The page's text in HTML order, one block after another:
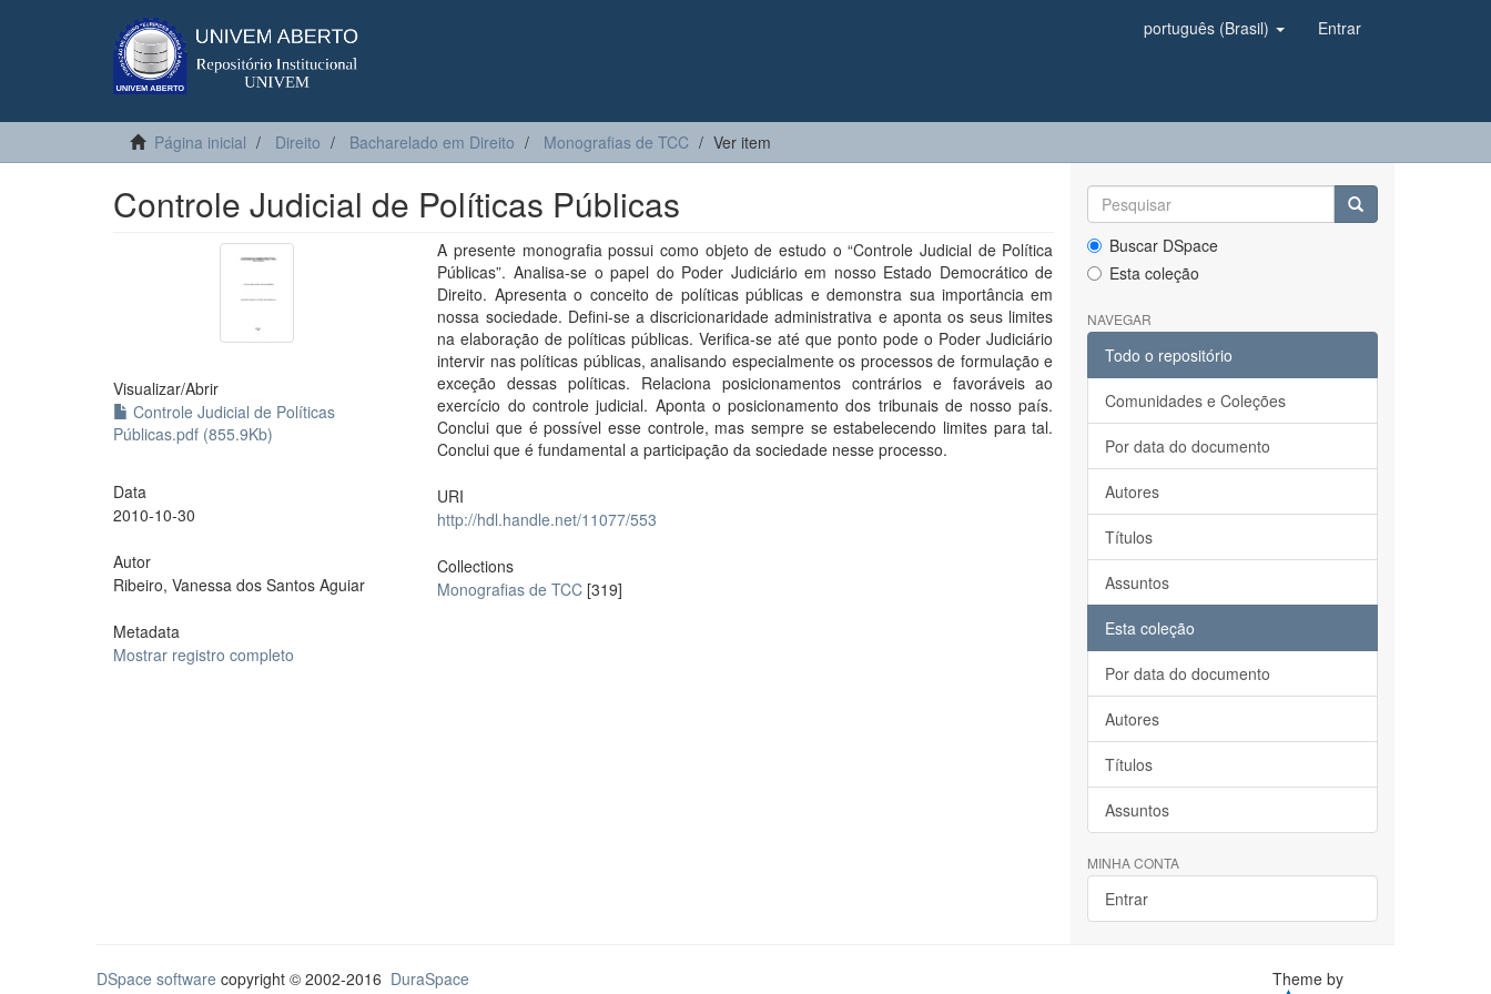
português (Brasil) Entrar
Página inicial Direito Bacharelado em Direito Monografias de TCC Ver item
Controle Judicial de Políticas Públicas
Visualizar/Abrir
Controle Judicial de Políticas
Públicas.pdf (855.9Kb)
Data
2010-10-30
Autor
Ribeiro, Vanessa dos Santos Aguiar
Metadata
Mostrar registro completo
A presente monografia possui como objeto de estudo o “Controle Judicial de Política
Públicas”. Analisa-se o papel do Poder Judiciário em nosso Estado Democrático de
Direito. Apresenta o conceito de políticas públicas e demonstra sua importância em
nossa sociedade. Defini-se a discricionaridade administrativa e aponta os seus limites
na elaboração de políticas públicas. Verifica-se até que ponto pode o Poder Judiciário
intervir nas políticas públicas, analisando especialmente os processos de formulação e
exceção dessas políticas. Relaciona posicionamentos contrários e favoráveis ao
exercício do controle judicial. Aponta o posicionamento dos tribunais de nosso país.
Conclui que é possível esse controle, mas sempre se estabelecendo limites para tal.
Conclui que é fundamental a participação da sociedade nesse processo.
URI
http://hdl.handle.net/11077/553
Collections
Monografias de TCC [319]
Buscar DSpace
Esta coleção
NAVEGAR
Todo o repositório
Comunidades e Coleções
Por data do documento
Autores
Títulos
Assuntos
Esta coleção
Por data do documento
Autores
Títulos
Assuntos
MINHA CONTA
Entrar
DSpace software copyright © 2002-2016 DuraSpace
Theme by